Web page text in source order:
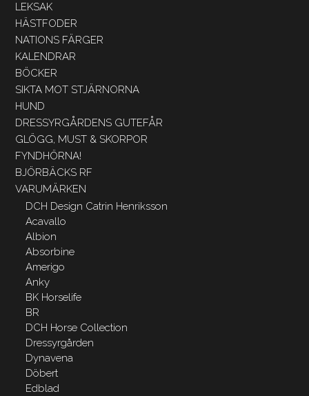
LEKSAK
HÄSTFODER
NATIONS FÄRGER
KALENDRAR
BÖCKER
SIKTA MOT STJÄRNORNA
HUND
DRESSYRGÅRDENS GUTEFÅR
GLÖGG, MUST & SKORPOR
FYNDHÖRNA!
BJÖRBÄCKS RF
VARUMÄRKEN
DCH Design Catrin Henriksson
Acavallo
Albion
Absorbine
Amerigo
Anky
BK Horselife
BR
DCH Horse Collection
Dressyrgården
Dynavena
Döbert
Edblad